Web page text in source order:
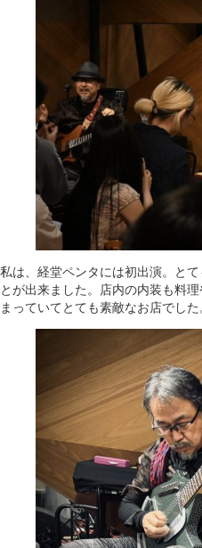
私は、経堂ペンタには初出演。と
とが出来ました。店内の内装も料
まっていてとても素敵なお店でした